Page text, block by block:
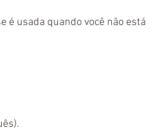
é usada quando você não está